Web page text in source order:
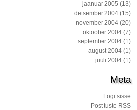
jaanuar 2005 (13)
detsember 2004 (15)
november 2004 (20)
oktoober 2004 (7)
september 2004 (1)
august 2004 (1)
juuli 2004 (1)
Meta
Logi sisse
Postituste RSS